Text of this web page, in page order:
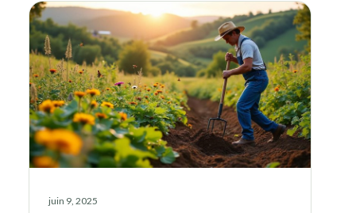
juin 9, 2025